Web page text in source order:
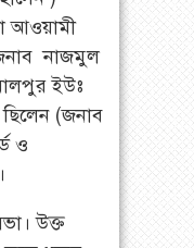
আওয়ামী
নাজমুল
ইউঃ
(জনাব
ও
উক্ত